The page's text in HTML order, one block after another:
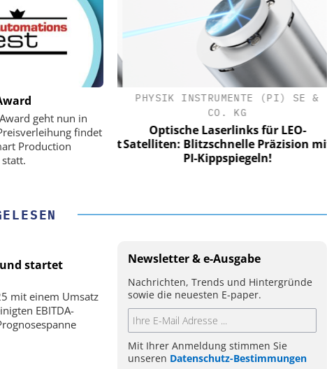
geht nun in
findet
Production
(PI) SE &
KG
für LEO-
Präzision mit
PHYSIK INSTRUMENTE (PI) SE &
CO. KG
Optische Laserlinks für LEO-
Satelliten: Blitzschnelle Präzision mit
PI-Kippspiegeln!
startet
mit einem Umsatz
EBITDA-
Newsletter & e-Ausgabe
Nachrichten, Trends und Hintergründe
sowie die neuesten E-paper.
Mit Ihrer Anmeldung stimmen Sie
unseren Datenschutz-Bestimmungen